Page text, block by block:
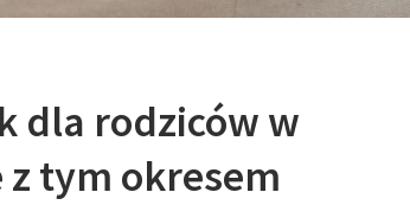
dla rodziców w
tym okresem